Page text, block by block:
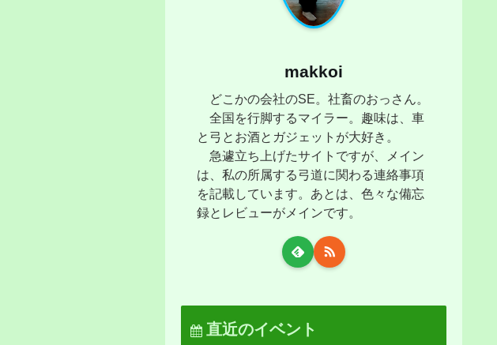
makkoi
どこかの会社のSE。社畜のおっさん。
全国を行脚するマイラー。趣味は、車
と弓とお酒とガジェットが大好き。
急遽立ち上げたサイトですが、メイン
は、私の所属する弓道に関わる連絡事項
を記載しています。あとは、色々な備忘
録とレビューがメインです。
直近のイベント